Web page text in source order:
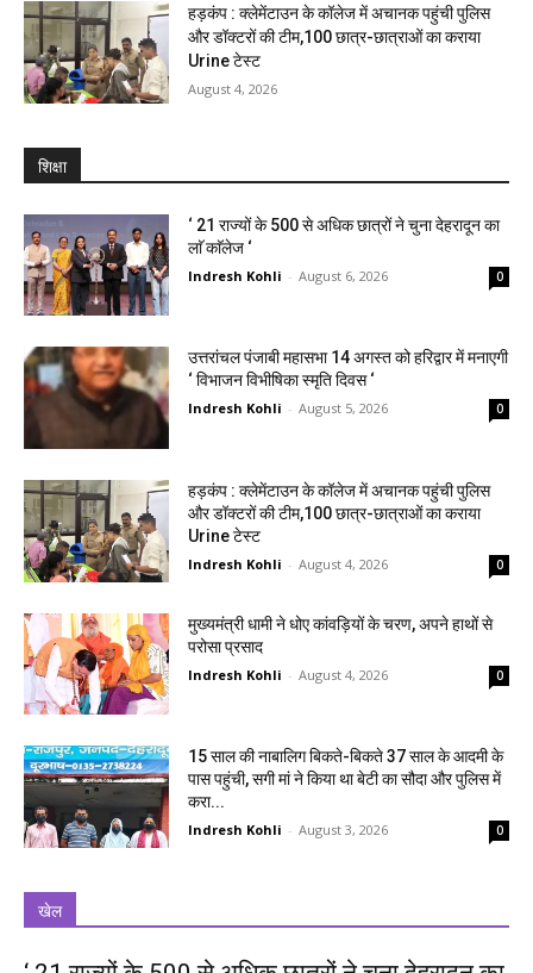
हड़कंप : क्लेमेंटाउन के कॉलेज में अचानक पहुंची पुलिस
और डॉक्टरों की टीम,100 छात्र-छात्राओं का कराया
Urine टेस्ट
August 4, 2026
शिक्षा
‘ 21 राज्यों के 500 से अधिक छात्रों ने चुना देहरादून का
लाॅ काॅलेज ‘
Indresh Kohli - August 6, 2026 0
उत्तरांचल पंजाबी महासभा 14 अगस्त को हरिद्वार में मनाएगी
‘ विभाजन विभीषिका स्मृति दिवस ‘
Indresh Kohli - August 5, 2026 0
हड़कंप : क्लेमेंटाउन के कॉलेज में अचानक पहुंची पुलिस
और डॉक्टरों की टीम,100 छात्र-छात्राओं का कराया
Urine टेस्ट
Indresh Kohli - August 4, 2026 0
मुख्यमंत्री धामी ने धोए कांवड़ियों के चरण, अपने हाथों से
परोसा प्रसाद
Indresh Kohli - August 4, 2026 0
15 साल की नाबालिग बिकते-बिकते 37 साल के आदमी के
पास पहुंची, सगी मां ने किया था बेटी का सौदा और पुलिस में
करा...
Indresh Kohli - August 3, 2026 0
खेल